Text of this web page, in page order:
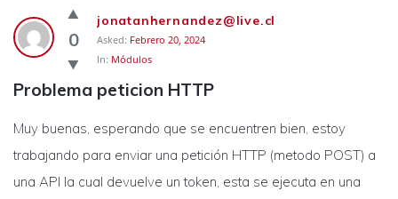
Rocketbot
Forum
Latest
Questions
0
jonatanhernandez@live.cl
Asked: Febrero 20, 2024
In: Módulos
Problema peticion HTTP
Muy buenas, esperando que se encuentren bien, estoy
trabajando para enviar una petición HTTP (metodo POST) a
una API la cual devuelve un token, esta se ejecuta en una